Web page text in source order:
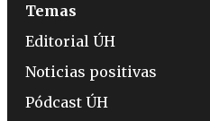
Temas
Editorial ÚH
Noticias positivas
Pódcast ÚH